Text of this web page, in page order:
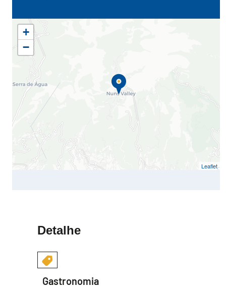
+
−
Leaflet
Detalhe
Gastronomia